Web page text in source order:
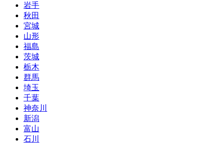
岩手
秋田
宮城
山形
福島
茨城
栃木
群馬
埼玉
千葉
神奈川
新潟
富山
石川